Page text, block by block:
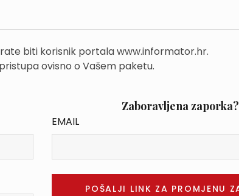
biti korisnik portala www.informator.hr.
ovisno o Vašem paketu.
Zaboravljena zaporka?
EMAIL